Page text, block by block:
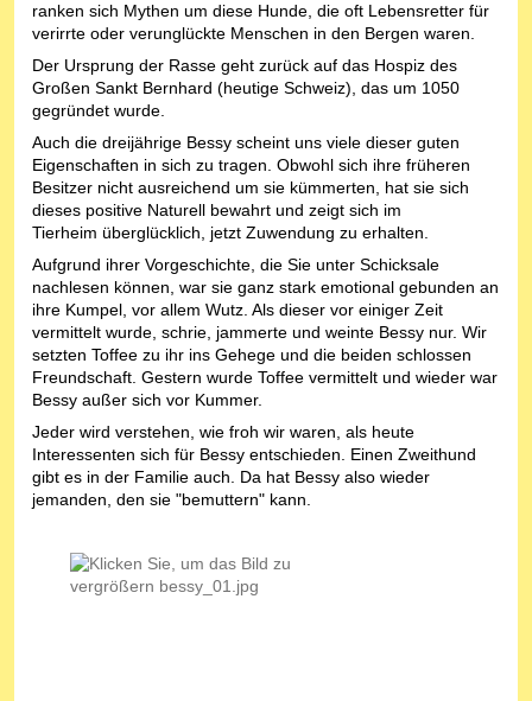
ranken sich Mythen um diese Hunde, die oft Lebensretter für
verirrte oder verunglückte Menschen in den Bergen waren.
Der Ursprung der Rasse geht zurück auf das Hospiz des
Großen Sankt Bernhard (heutige Schweiz), das um 1050
gegründet wurde.
Auch die dreijährige Bessy scheint uns viele dieser guten
Eigenschaften in sich zu tragen. Obwohl sich ihre früheren
Besitzer nicht ausreichend um sie kümmerten, hat sie sich
dieses positive Naturell bewahrt und zeigt sich im
Tierheim überglücklich, jetzt Zuwendung zu erhalten.
Aufgrund ihrer Vorgeschichte, die Sie unter Schicksale
nachlesen können, war sie ganz stark emotional gebunden an
ihre Kumpel, vor allem Wutz. Als dieser vor einiger Zeit
vermittelt wurde, schrie, jammerte und weinte Bessy nur. Wir
setzten Toffee zu ihr ins Gehege und die beiden schlossen
Freundschaft. Gestern wurde Toffee vermittelt und wieder war
Bessy außer sich vor Kummer.
Jeder wird verstehen, wie froh wir waren, als heute
Interessenten sich für Bessy entschieden. Einen Zweithund
gibt es in der Familie auch. Da hat Bessy also wieder
jemanden, den sie "bemuttern" kann.